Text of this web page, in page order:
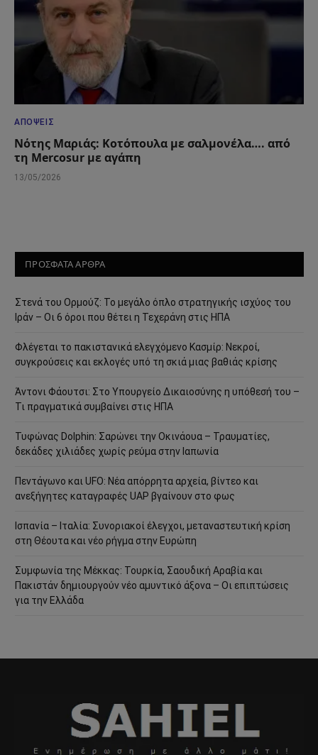
ΑΠΌΨΕΙΣ
Νότης Μαριάς: Κοτόπουλα με σαλμονέλα…. από
τη Mercosur με αγάπη
13/05/2026
ΠΡΟΣΦΑΤΑ ΑΡΘΡΑ
Στενά του Ορμούζ: Το μεγάλο όπλο στρατηγικής ισχύος του
Ιράν – Οι 6 όροι που θέτει η Τεχεράνη στις ΗΠΑ
Φλέγεται το πακιστανικά ελεγχόμενο Κασμίρ: Νεκροί,
συγκρούσεις και εκλογές υπό τη σκιά μιας βαθιάς κρίσης
Άντονι Φάουτσι: Στο Υπουργείο Δικαιοσύνης η υπόθεσή του –
Τι πραγματικά συμβαίνει στις ΗΠΑ
Τυφώνας Dolphin: Σαρώνει την Οκινάουα – Τραυματίες,
δεκάδες χιλιάδες χωρίς ρεύμα στην Ιαπωνία
Πεντάγωνο και UFO: Νέα απόρρητα αρχεία, βίντεο και
ανεξήγητες καταγραφές UAP βγαίνουν στο φως
Ισπανία – Ιταλία: Συνοριακοί έλεγχοι, μεταναστευτική κρίση
στη Θέουτα και νέο ρήγμα στην Ευρώπη
Συμφωνία της Μέκκας: Τουρκία, Σαουδική Αραβία και
Πακιστάν δημιουργούν νέο αμυντικό άξονα – Οι επιπτώσεις
για την Ελλάδα